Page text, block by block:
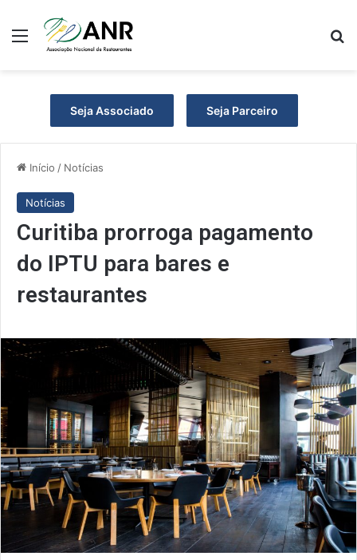
Menu
Seja Associado Seja Parceiro
Início / Notícias
Notícias
Curitiba prorroga pagamento
do IPTU para bares e
restaurantes